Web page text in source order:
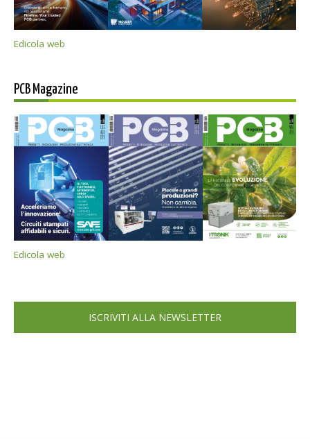
Edicola web
PCB Magazine
Edicola web
ISCRIVITI ALLA NEWSLETTER